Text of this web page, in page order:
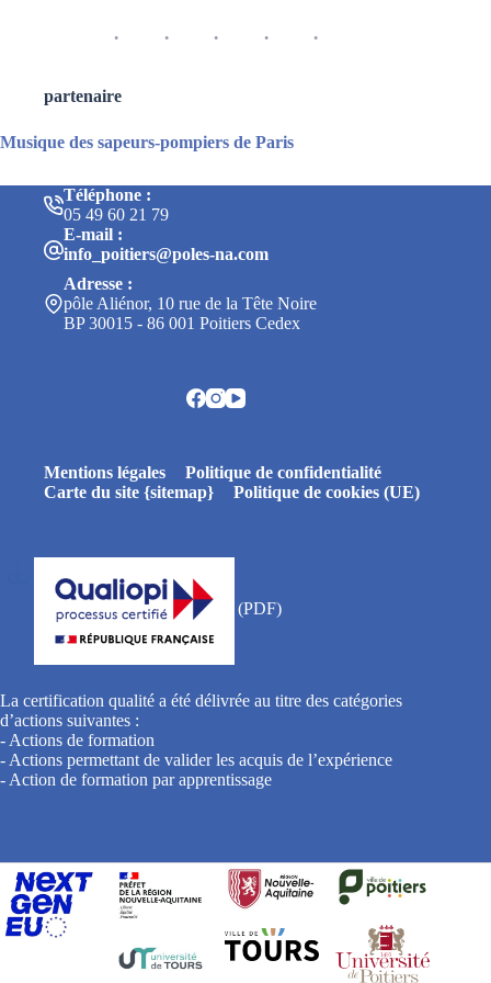
partenaire
Musique des sapeurs-pompiers de Paris
Téléphone :
05 49 60 21 79
E-mail :
info_poitiers@poles-na.com
Adresse :
pôle Aliénor, 10 rue de la Tête Noire
BP 30015 - 86 001 Poitiers Cedex
Mentions légales
Politique de confidentialité
Carte du site {sitemap}
Politique de cookies (UE)
La certification qualité a été délivrée au titre des catégories
d’actions suivantes :
- Actions de formation
- Actions permettant de valider les acquis de l’expérience
- Action de formation par apprentissage